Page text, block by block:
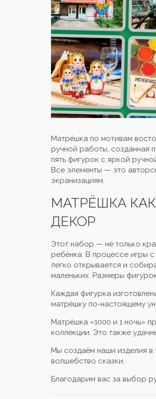
Матрёшка по мотивам
ручной работы, созданная
пять фигурок с яркой
Все элементы — это
экранизациям.
МАТРЁШКА
ДЕКОР
Этот набор — не только
ребёнка. В процессе игры
легко открывается и
маленьких. Размеры
Каждая фигурка
матрёшку по-настоящему
Матрёшка «1000 и 1 ночь»
коллекции. Это также
Мы создаём наши изделия в
волшебство сказки.
Благодарим вас за выбор